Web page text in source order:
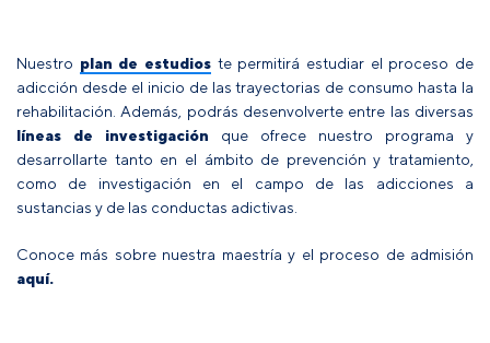
Nuestro plan de estudios te permitirá estudiar el proceso de
adicción desde el inicio de las trayectorias de consumo hasta la
rehabilitación. Además, podrás desenvolverte entre las diversas
líneas de investigación
que ofrece nuestro programa y
desarrollarte tanto en el ámbito de prevención y tratamiento,
como de investigación en el campo de las adicciones a
sustancias y de las conductas adictivas.
Conoce más sobre nuestra maestría y el proceso de admisión
aquí.